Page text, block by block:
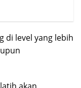
di level yang lebih